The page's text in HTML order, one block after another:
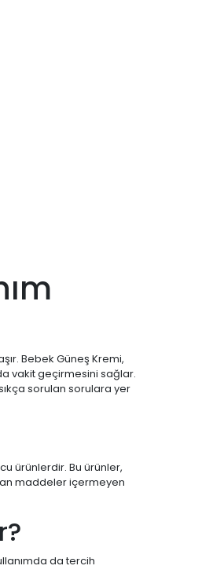
Bebek Güneş Kremi,
vakit geçirmesini sağlar.
sorulan sorulara yer
ürünlerdir. Bu ürünler,
maddeler içermeyen
da tercih